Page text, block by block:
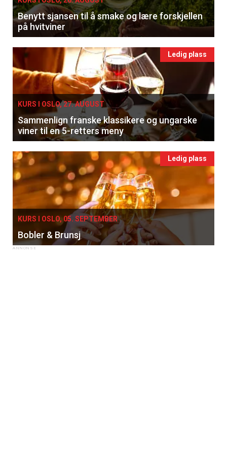
Benytt sjansen til å smake og lære forskjellen
på hvitviner
Ledig plass
KURS I OSLO, 27. AUGUST
Sammenlign franske klassikere og ungarske
viner til en 5-retters meny
Ledig plass
KURS I OSLO, 05. SEPTEMBER
Bobler & Brunsj